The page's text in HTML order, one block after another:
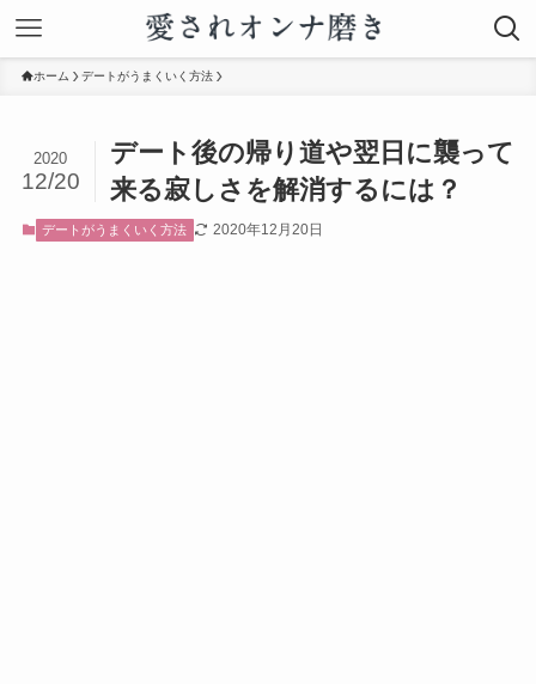
ホーム デートがうまくいく方法
デート後の帰り道や翌日に襲って
来る寂しさを解消するには？
2020
12/20
デートがうまくいく方法 2020年12月20日